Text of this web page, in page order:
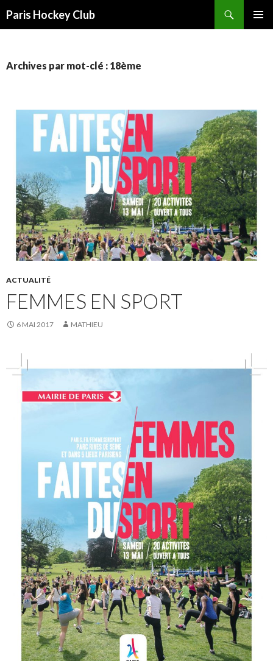
Paris Hockey Club
Archives par mot-clé : 18ème
ACTUALITÉ
FEMMES EN SPORT
6 MAI 2017 MATHIEU